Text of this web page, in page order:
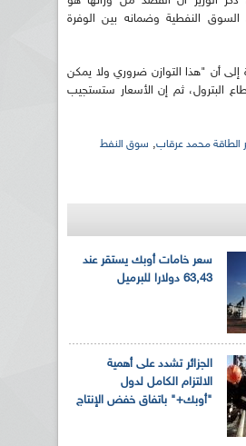
السوق النفطية وضمانه بين الوفرة
إلى أن "هذا التوازن ضروري ولا يمكن
البترول، ثم إن الأسعار ستستجيب
الطاقة محمد عرقاب, سوق النفط
سعر خامات أوبك يستقر عند
63,43 دولارا للبرميل
الجزائر تشدد على أهمية
الالتزام الكامل لدول
"أوبك+" باتفاق خفض الإنتاج